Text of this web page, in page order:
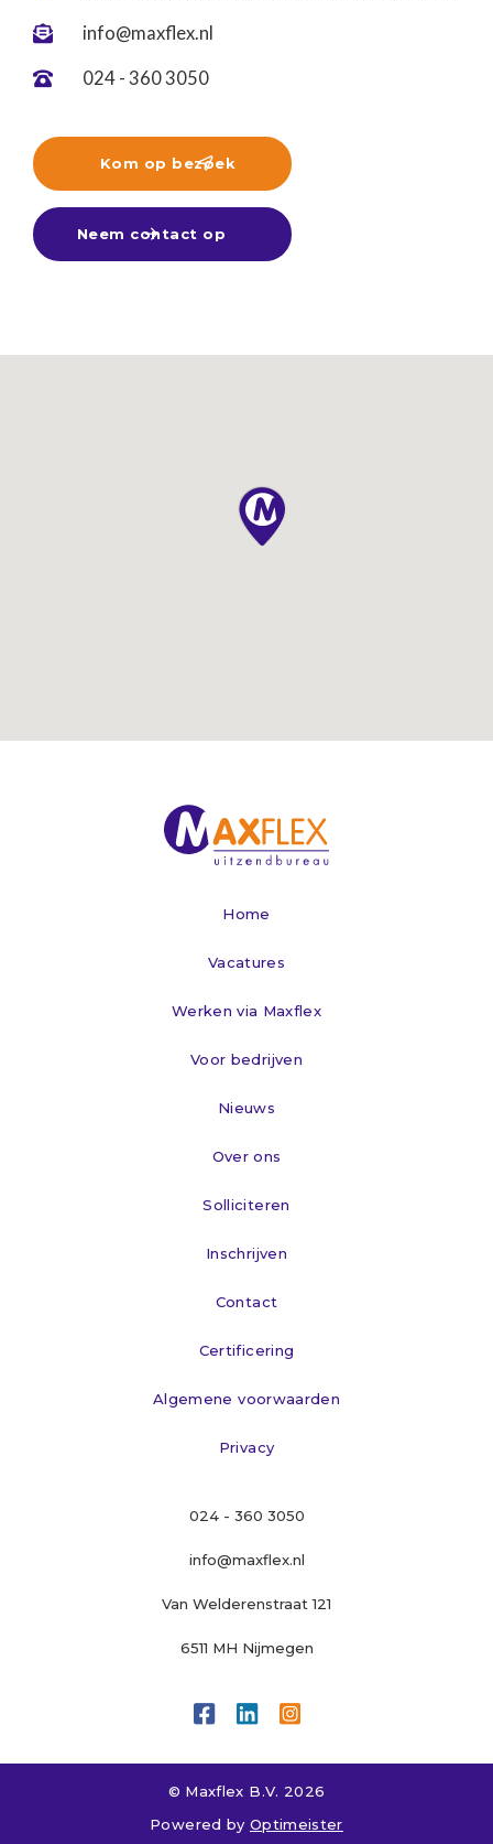
 info@maxflex.nl
 024 - 360 3050

Kom op bezoek
Neem contact op

Home
Vacatures
Werken via Maxflex
Voor bedrijven
Nieuws
Over ons
Solliciteren
Inschrijven
Contact
Certificering
Algemene voorwaarden
Privacy
024 - 360 3050
info@maxflex.nl
Van Welderenstraat 121
6511 MH Nijmegen
  
© Maxflex B.V. 2026
Powered by Optimeister